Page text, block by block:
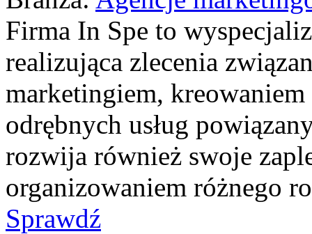
Firma In Spe to
realizująca zlecenia
marketingiem,
odrębnych usług
rozwija również swoje
organizowaniem różnego
Sprawdź